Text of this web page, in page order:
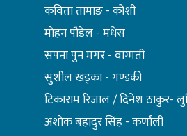
कविता तामाङ - कोशी
माेहन पाैडेल - मधेस
सपना पुन मगर - वाग्मती
सुशील खड्का - गण्डकी
टिकाराम रिजाल / दिनेश ठाकुर-
अशाेक बहादुर सिंह - कर्णाली